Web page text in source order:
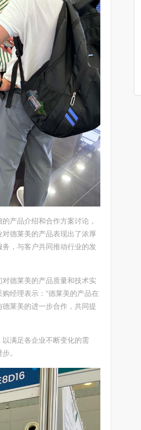
产品介绍和合作方案讨论，
德莱美的产品表现出了浓厚
，与客户共同推动行业的发
德莱美的产品质量和技术实
经理表示：“德莱美的产品在
莱美的进一步合作，共同提
满足各企业不断变化的需
。